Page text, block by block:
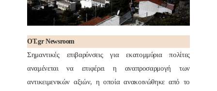
OT.gr Newsroom
Σημαντικές επιβαρύνσεις για εκατομμύρια πολίτες
αναμένεται να επιφέρει η αναπροσαρμογή των
αντικειμενικών αξιών, η οποία ανακοινώθηκε από το